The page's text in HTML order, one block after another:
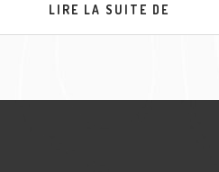
LIRE LA SUITE DE